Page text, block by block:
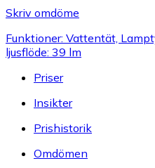
Skriv omdöme
Funktioner: Vattentät,
ljusflöde: 39 lm
Priser
Insikter
Prishistorik
Omdömen